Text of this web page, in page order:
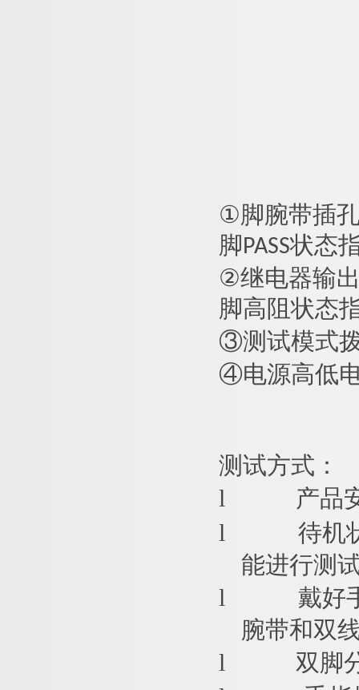
①脚腕带插
脚PASS状态
②继电器输
脚高阻状态
③测试模式
④电源高低
测试方式：
l 产品
l
待机
能进行测
l
戴好
腕带和双
l 双脚